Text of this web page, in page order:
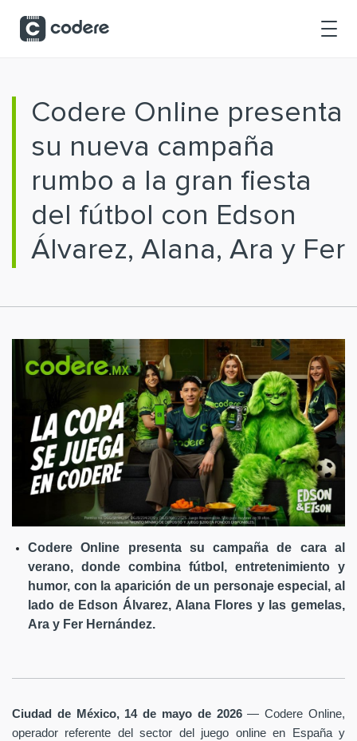
Codere Online presenta
su nueva campaña
rumbo a la gran fiesta
del fútbol con Edson
Álvarez, Alana, Ara y Fer
Codere Online presenta su campaña de cara al
verano, donde combina fútbol, entretenimiento y
humor, con la aparición de un personaje especial, al
lado de Edson Álvarez, Alana Flores y las gemelas,
Ara y Fer Hernández.
Ciudad de México, 14 de mayo de 2026— Codere Online,
operador referente del sector del juego online en España y